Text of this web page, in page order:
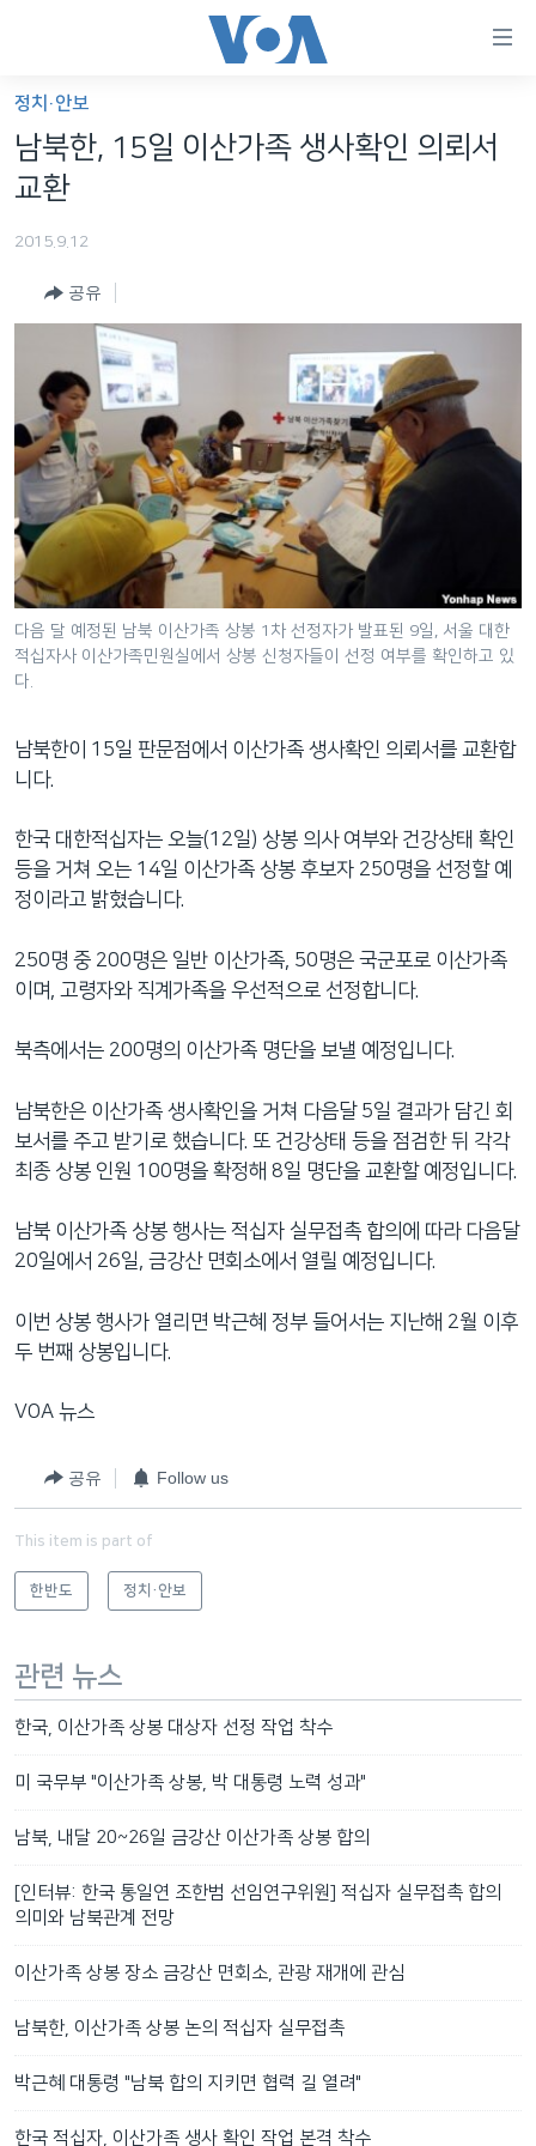
가
능
링
이
동
인
네
비
이
션
로
검
으
세계
프로그램
주파수 안내
FOLLOW US
언어 선택
정치·안보
남북한, 15일 이산가족 생사확인 의뢰서
교환
2015.9.12
공유
다음 달 예정된 남북 이산가족 상봉 1차 선정자가 발표된 9일, 서울 대한
적십자사 이산가족민원실에서 상봉 신청자들이 선정 여부를 확인하고 있
다.
남북한이 15일 판문점에서 이산가족 생사확인 의뢰서를 교환합
니다.
한국 대한적십자는 오늘(12일) 상봉 의사 여부와 건강상태 확인
등을 거쳐 오는 14일 이산가족 상봉 후보자 250명을 선정할 예
정이라고 밝혔습니다.
250명 중 200명은 일반 이산가족, 50명은 국군포로 이산가족
이며, 고령자와 직계가족을 우선적으로 선정합니다.
북측에서는 200명의 이산가족 명단을 보낼 예정입니다.
남북한은 이산가족 생사확인을 거쳐 다음달 5일 결과가 담긴 회
보서를 주고 받기로 했습니다. 또 건강상태 등을 점검한 뒤 각각
최종 상봉 인원 100명을 확정해 8일 명단을 교환할 예정입니다.
남북 이산가족 상봉 행사는 적십자 실무접촉 합의에 따라 다음달
20일에서 26일, 금강산 면회소에서 열릴 예정입니다.
이번 상봉 행사가 열리면 박근혜 정부 들어서는 지난해 2월 이후
두 번째 상봉입니다.
VOA 뉴스
공유 Follow us
This item is part of
한반도 정치·안보
관련 뉴스
한국, 이산가족 상봉 대상자 선정 작업 착수
미 국무부 "이산가족 상봉, 박 대통령 노력 성과"
남북, 내달 20~26일 금강산 이산가족 상봉 합의
[인터뷰: 한국 통일연 조한범 선임연구위원] 적십자 실무접촉 합의
의미와 남북관계 전망
이산가족 상봉 장소 금강산 면회소, 관광 재개에 관심
남북한, 이산가족 상봉 논의 적십자 실무접촉
박근혜 대통령 "남북 합의 지키면 협력 길 열려"
한국 적십자, 이산가족 생사 확인 작업 본격 착수